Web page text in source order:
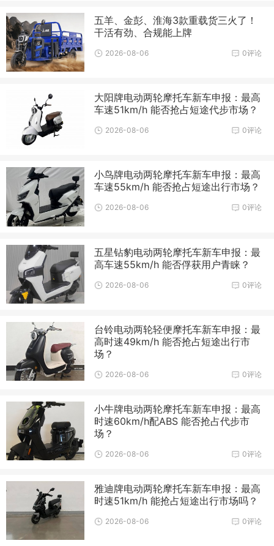
五羊、金彭、淮海3款重载货三火了！
干活有劲、合规能上牌
0评论
2026-08-06
大阳牌电动两轮摩托车新车申报：最高
车速51km/h 能否抢占短途代步市场？
0评论
2026-08-06
小鸟牌电动两轮摩托车新车申报：最高
车速55km/h 能否抢占短途出行市场？
0评论
2026-08-06
五星钻豹电动两轮摩托车新车申报：最
高车速55km/h 能否俘获用户青睐？
0评论
2026-08-06
台铃电动两轮轻便摩托车新车申报：最
高时速49km/h 能否抢占短途出行市
场？
0评论
2026-08-06
小牛牌电动两轮摩托车新车申报：最高
时速60km/h配ABS 能否抢占代步市
场？
0评论
2026-08-06
雅迪牌电动两轮摩托车新车申报：最高
时速51km/h 能抢占短途出行市场吗？
0评论
2026-08-06